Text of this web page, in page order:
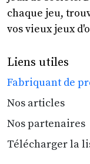
chaque jeu,
vos vieux jeux
Liens utiles
Fabriquant de
Nos articles
Nos partenaires
Télécharger la